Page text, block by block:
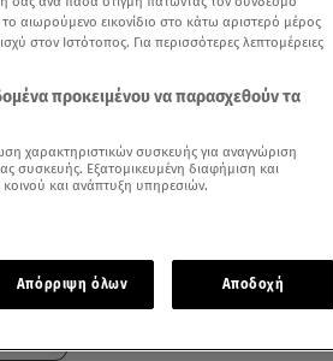
αναζήτησης
αιωρούμενο εικονίδιο στο κάτω αριστερό μέρος
στον Ιστότοπος. Για περισσότερες λεπτομέρειες
προκειμένου να παρασχεθούν τα
χαρακτηριστικών συσκευής για αναγνώριση
συσκευής. Εξατομικευμένη διαφήμιση και
και ανάπτυξη υπηρεσιών.
Απόρριψη όλων Αποδοχή